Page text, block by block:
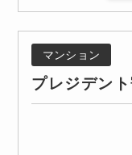
マンション
プレジデン